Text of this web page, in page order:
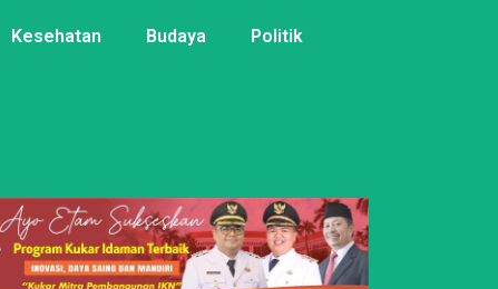
Kesehatan Budaya Politik